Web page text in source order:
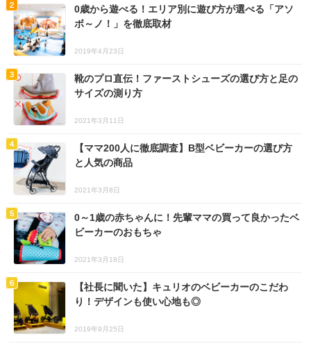
0歳から遊べる！エリア別に遊び方が選べる「アソ
ボ～ノ！」を徹底取材
2019年4月23日
靴のプロ直伝！ファーストシューズの選び方と足の
サイズの測り方
2021年3月11日
【ママ200人に徹底調査】B型ベビーカーの選び方
と人気の商品
2021年3月8日
0～1歳の赤ちゃんに！先輩ママの買って良かったベ
ビーカーのおもちゃ
2021年3月18日
【社長に聞いた】キュリオのベビーカーのこだわ
り！デザインも使い心地も◎
2019年9月25日